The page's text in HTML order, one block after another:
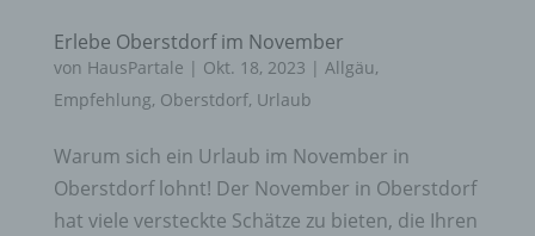
Erlebe Oberstdorf im November
von HausPartale | Okt. 18, 2023 | Allgäu,
Empfehlung, Oberstdorf, Urlaub
Warum sich ein Urlaub im November in
Oberstdorf lohnt! Der November in Oberstdorf
hat viele versteckte Schätze zu bieten, die Ihren